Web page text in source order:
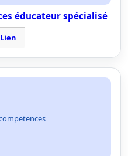
éducateur spécialisé